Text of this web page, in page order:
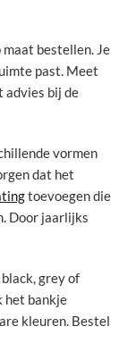
bestellen. Je
past. Meet
advies bij de
vormen
dat het
toevoegen die
Door jaarlijks
grey of
het bankje
kleuren. Bestel